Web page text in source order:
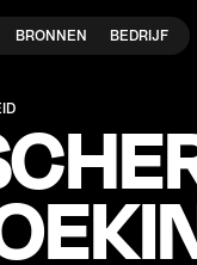
BRONNEN BEDRIJF